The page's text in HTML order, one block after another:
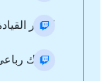
اختبار
محرك